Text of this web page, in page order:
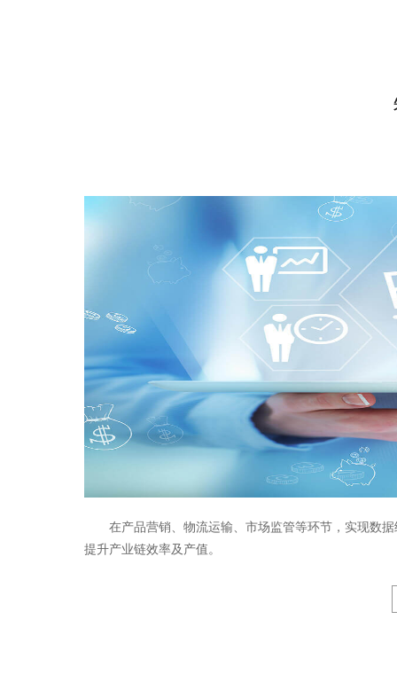
在产品营销、物流运输、市场监管等环节，实现数
提升产业链效率及产值。